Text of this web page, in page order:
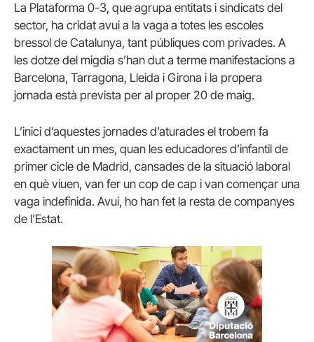
La Plataforma 0-3, que agrupa entitats i sindicats del
sector, ha cridat avui a la vaga a totes les escoles
bressol de Catalunya, tant públiques com privades. A
les dotze del migdia s’han dut a terme manifestacions a
Barcelona, Tarragona, Lleida i Girona i la propera
jornada està prevista per al proper 20 de maig.
L’inici d’aquestes jornades d’aturades el trobem fa
exactament un mes, quan les educadores d’infantil de
primer cicle de Madrid, cansades de la situació laboral
en què viuen, van fer un cop de cap i van començar una
vaga indefinida. Avui, ho han fet la resta de companyes
de l’Estat.